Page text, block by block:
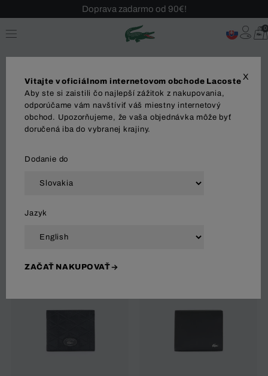
Sezónny výpredaj až -40 %!
Bezplatné vrátenie!
0
Tašky
20 Výsledok
X
Vitajte v oficiálnom internetovom obchode Lacoste
Aby ste si zaistili čo najlepší zážitok z nakupovania,
odporúčame vám navštíviť váš miestny internetový
obchod. Upozorňujeme, že vaša objednávka môže byť
doručená iba do vybranej krajiny.
Dodanie do
Jazyk
ZAČAŤ NAKUPOVAŤ